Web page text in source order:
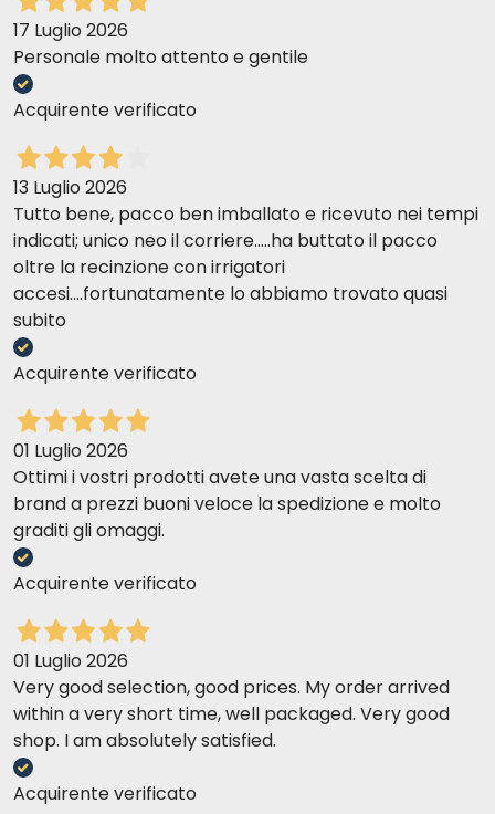
17 Luglio 2026
Personale molto attento e gentile
Acquirente verificato
13 Luglio 2026
Tutto bene, pacco ben imballato e ricevuto nei tempi
indicati; unico neo il corriere.....ha buttato il pacco
oltre la recinzione con irrigatori
accesi....fortunatamente lo abbiamo trovato quasi
subito
Acquirente verificato
01 Luglio 2026
Ottimi i vostri prodotti avete una vasta scelta di
brand a prezzi buoni veloce la spedizione e molto
graditi gli omaggi.
Acquirente verificato
01 Luglio 2026
Very good selection, good prices. My order arrived
within a very short time, well packaged. Very good
shop. I am absolutely satisfied.
Acquirente verificato